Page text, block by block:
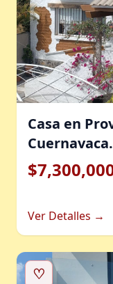
Casa en
Cuernavaca.
Ver Detalles →
♡